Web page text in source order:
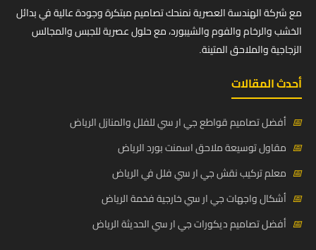
مع شركة الهندسة العصرية نمنحك تصاميم مبتكرة وجودة عالية في بدائل
الخشب والرخام والفوم والشيبورد، مع حلول عصرية للجبس والمجالس
الزجاجية والملاحق المتينة.
أحدث المقالات
📅 أفضل تصاميم قواطع جي ار سي للفلل والمنازل الرياض
📅 مقاول توسيعة ملاحق اسمنت بورد الرياض
📅 معلم تركيب نقش جي ار سي فلل في الرياض
📅 أشكال واجهات جي ار سي خارجية فخمة الرياض
📅 أفضل تصاميم ديكورات جي ار سي الحديثة الرياض